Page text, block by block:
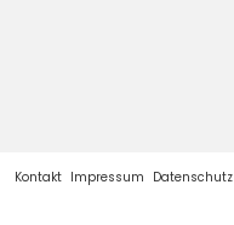
Kontakt Impressum Datenschutz